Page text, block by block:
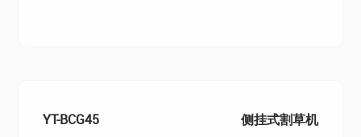
YT-BCG45 侧挂式割草机